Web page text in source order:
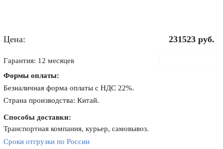
Цена: 231523 руб.
Гарантия: 12 месяцев
Формы оплаты:
Безналичная форма оплаты с НДС 22%.
Страна производства: Китай.
Способы доставки:
Транспортная компания, курьер, самовывоз.
Сроки отгрузки по России